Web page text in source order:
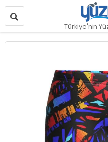
Türkiye'nin
Resim